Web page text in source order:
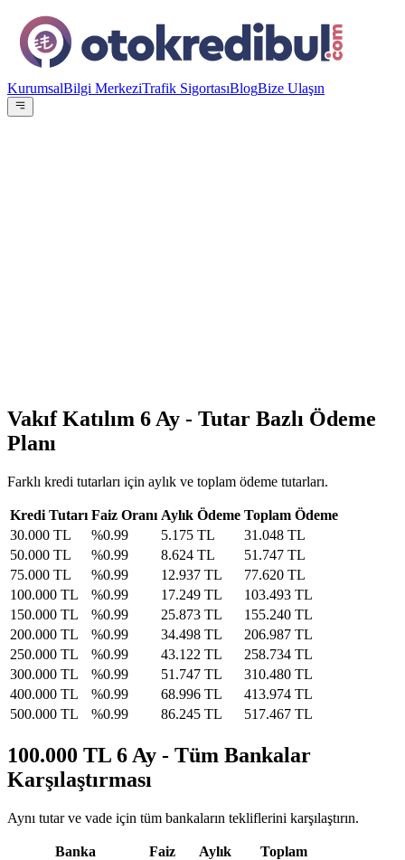
KurumsalBilgi MerkeziTrafik SigortasıBlogBize Ulaşın
Vakıf Katılım 6 Ay - Tutar Bazlı Ödeme
Planı
Farklı kredi tutarları için aylık ve toplam ödeme tutarları.
Kredi Tutarı Faiz Oranı Aylık Ödeme Toplam Ödeme
30.000 TL %0.99 5.175 TL 31.048 TL
50.000 TL %0.99 8.624 TL 51.747 TL
75.000 TL %0.99 12.937 TL 77.620 TL
100.000 TL %0.99 17.249 TL 103.493 TL
150.000 TL %0.99 25.873 TL 155.240 TL
200.000 TL %0.99 34.498 TL 206.987 TL
250.000 TL %0.99 43.122 TL 258.734 TL
300.000 TL %0.99 51.747 TL 310.480 TL
400.000 TL %0.99 68.996 TL 413.974 TL
500.000 TL %0.99 86.245 TL 517.467 TL
100.000 TL 6 Ay - Tüm Bankalar
Karşılaştırması
Aynı tutar ve vade için tüm bankaların tekliflerini karşılaştırın.
Banka Faiz Aylık
Toplam